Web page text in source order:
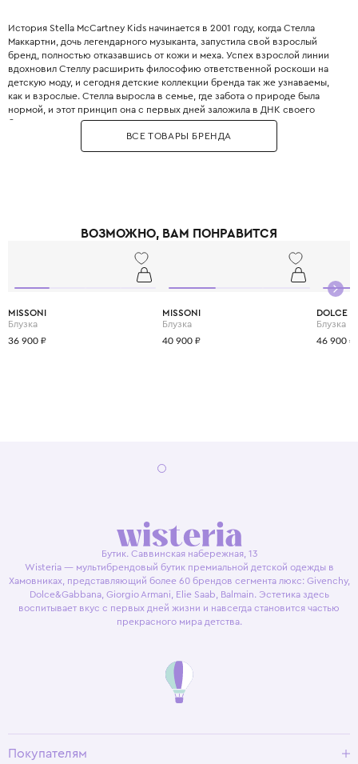
История Stella McCartney Kids начинается в 2001 году, когда Стелла
Маккартни, дочь легендарного музыканта, запустила свой взрослый
бренд, полностью отказавшись от кожи и меха. Успех взрослой линии
вдохновил Стеллу расширить философию ответственной роскоши на
детскую моду, и сегодня детские коллекции бренда так же узнаваемы,
как и взрослые. Стелла выросла в семье, где забота о природе была
нормой, и этот принцип она с первых дней заложила в ДНК своего
бренда. Бренд использует только инновационные экологичные
материалы: органический хлопок, переработанный полиэстер, вискозу
из вторичного сырья и запатентованные веганские материалы. Яркие
принципам slow fashion: каждая вещь остаётся актуальной не один
ВСЕ ТОВАРЫ БРЕНДА
ВОЗМОЖНО, ВАМ ПОНРАВИТСЯ
MISSONI
Блузка
36 900 ₽
MISSONI
Блузка
40 900 ₽
DOLCE
Блузка
46 900 ₽
Бутик. Саввинская набережная, 13
Wisteria — мультибрендовый бутик премиальной детской одежды в
Хамовниках, представляющий более 60 брендов сегмента люкс: Givenchy,
Dolce&Gabbana, Giorgio Armani, Elie Saab, Balmain. Эстетика здесь
воспитывает вкус с первых дней жизни и навсегда становится частью
прекрасного мира детства.
Покупателям